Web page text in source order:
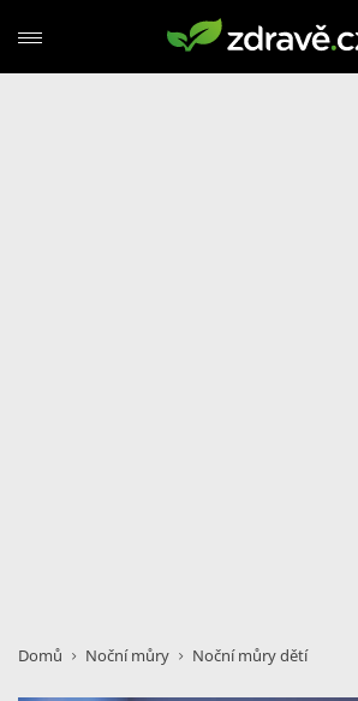
Domů Noční můry Noční můry dětí